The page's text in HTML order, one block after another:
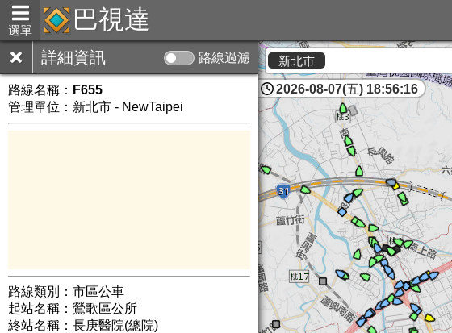
選單 巴視達
詳細資訊 路線過濾
路線名稱： F655
管理單位：新北市 - NewTaipei
路線類別：市區公車
起站名稱：鶯歌區公所
終站名稱：長庚醫院(總院)
新北市
2026-08-07(五) 18:56:17